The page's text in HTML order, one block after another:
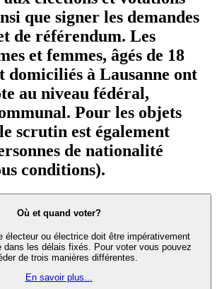
que signer les demandes
de référendum. Les
et femmes, âgés de 18
domiciliés à Lausanne ont
au niveau fédéral,
Pour les objets
scrutin est également
de nationalité
conditions).
Où et quand voter?
électeur ou électrice doit être impérativement
dans les délais fixés. Pour voter vous pouvez
de trois manières différentes.
En savoir plus...